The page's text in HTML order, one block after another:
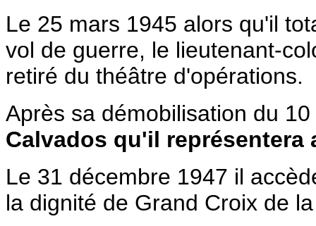
Le 25 mars 1945 alors qu'il
vol de guerre, le lieutenant-
retiré du théâtre d'opérations.
Après sa démobilisation du
Calvados qu'il représentera
Le 31 décembre 1947 il
la dignité de Grand Croix de